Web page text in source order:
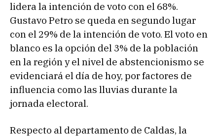
lidera la intención de voto con el 68%.
Gustavo Petro se queda en segundo lugar
con el 29% de la intención de voto. El voto en
blanco es la opción del 3% de la población
en la región y el nivel de abstencionismo se
evidenciará el día de hoy, por factores de
influencia como las lluvias durante la
jornada electoral.
Respecto al departamento de Caldas, la